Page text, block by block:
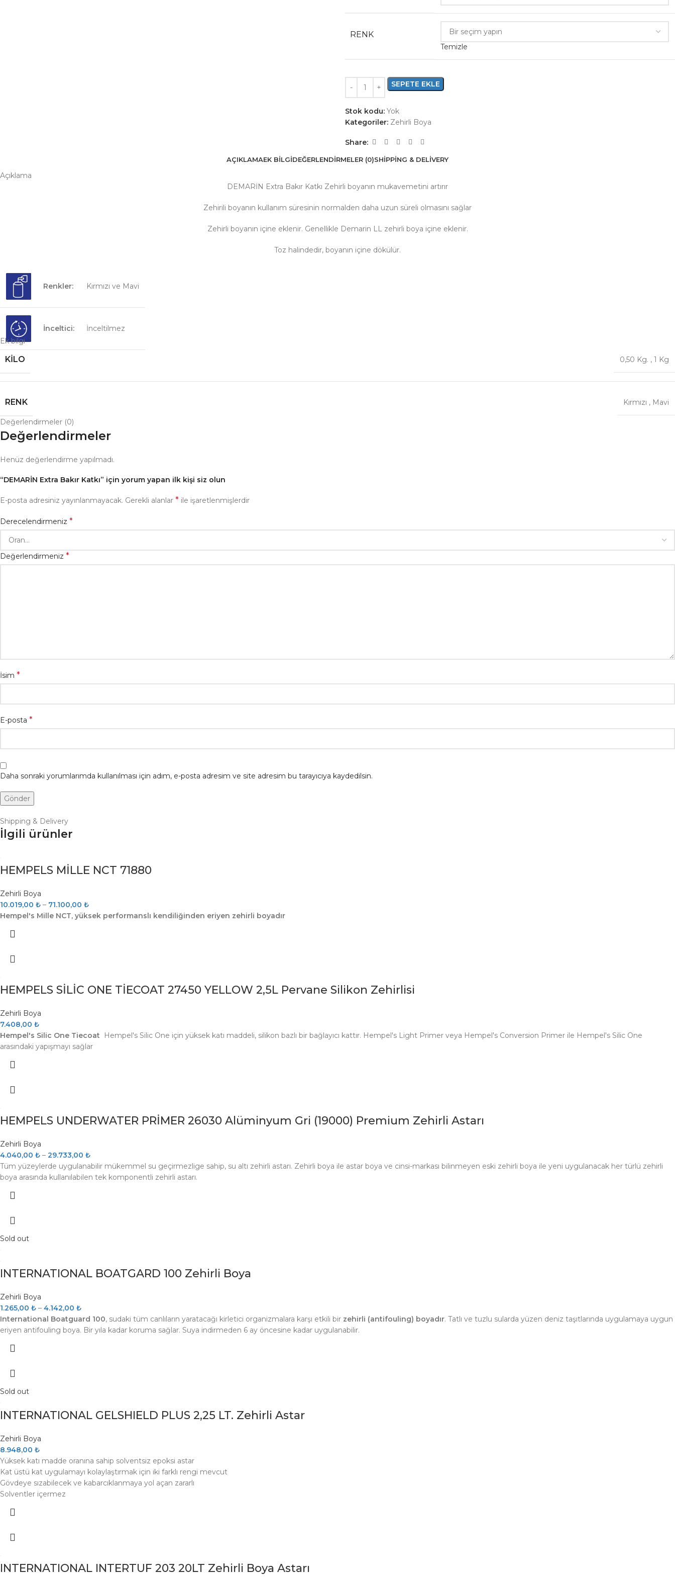
RENK
Temizle
SEPETE EKLE
Stok kodu: Yok
Kategoriler: Zehirli Boya
Share:
AÇIKLAMAEK BILGIDEĞERLENDIRMELER (0)SHIPPING & DELIVERY
Açıklama
DEMARİN Extra Bakır Katkı Zehirli boyanın mukavemetini artırır
Zehirili boyanın kullanım süresinin normalden daha uzun süreli olmasını sağlar
Zehirli boyanın içine eklenir. Genellikle Demarin LL zehirli boya içine eklenir.
Toz halindedir, boyanın içine dökülür.
Renkler: Kırmızı ve Mavi
İnceltici:
İnceltilmez
Ek bilgi
KILO 0,50 Kg. , 1 Kg
RENK Kırmızı , Mavi
Değerlendirmeler (0)
Değerlendirmeler
Henüz değerlendirme yapılmadı.
“DEMARİN Extra Bakır Katkı” için yorum yapan ilk kişi siz olun
E-posta adresiniz yayınlanmayacak. Gerekli alanlar * ile işaretlenmişlerdir
Derecelendirmeniz *
Değerlendirmeniz *
İsim *
E-posta *
Daha sonraki yorumlarımda kullanılması için adım, e-posta adresim ve site adresim bu tarayıcıya kaydedilsin.
Shipping & Delivery
İlgili ürünler
HEMPELS MİLLE NCT 71880
Zehirli Boya
10.019,00 ₺ – 71.100,00 ₺
Hempel's Mille NCT, yüksek performanslı kendiliğinden eriyen zehirli boyadır
HEMPELS SİLİC ONE TİECOAT 27450 YELLOW 2,5L Pervane Silikon Zehirlisi
Zehirli Boya
7.408,00 ₺
Hempel's Silic One Tiecoat
Hempel's Silic One için yüksek katı maddeli, silikon bazlı bir bağlayıcı kattır. Hempel's Light Primer veya Hempel's Conversion Primer ile Hempel's Silic One
arasındaki yapışmayı sağlar
HEMPELS UNDERWATER PRİMER 26030 Alüminyum Gri (19000) Premium Zehirli Astarı
Zehirli Boya
4.040,00 ₺ – 29.733,00 ₺
Tüm yüzeylerde uygulanabilir mükemmel su geçirmezlige sahip, su altı zehirli astarı. Zehirli boya ile astar boya ve cinsi-markası bilinmeyen eski zehirli boya ile yeni uygulanacak her türlü zehirli
boya arasında kullanılabilen tek komponentli zehirli astarı.
Sold out
INTERNATIONAL BOATGARD 100 Zehirli Boya
Zehirli Boya
1.265,00 ₺ – 4.142,00 ₺
International Boatguard 100, sudaki tüm canlıların yaratacağı kirletici organizmalara karşı etkili bir zehirli (antifouling) boyadır. Tatlı ve tuzlu sularda yüzen deniz taşıtlarında uygulamaya uygun
eriyen antifouling boya. Bir yıla kadar koruma sağlar. Suya indirmeden 6 ay öncesine kadar uygulanabilir.
Sold out
INTERNATIONAL GELSHIELD PLUS 2,25 LT. Zehirli Astar
Zehirli Boya
8.948,00 ₺
Yüksek katı madde oranına sahip solventsiz epoksi astar
Kat üstü kat uygulamayı kolaylaştırmak için iki farklı rengi mevcut
Gövdeye sızabilecek ve kabarcıklanmaya yol açan zararlı
Solventler içermez
INTERNATIONAL INTERTUF 203 20LT Zehirli Boya Astarı